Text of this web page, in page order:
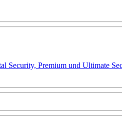
Security, Premium und Ultimate